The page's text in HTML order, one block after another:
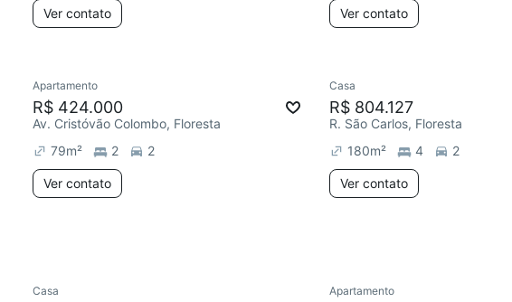
Ver contato Ver contato
Redecorar
Apartamento
R$ 424.000
Av. Cristóvão Colombo, Floresta
79m² 2 2
Ver contato
Casa
R$ 804.127
R. São Carlos, Floresta
180m² 4 2
Ver contato
Chegou este mês
Casa Apartamento